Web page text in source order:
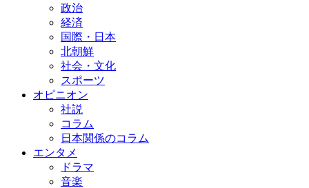
政治
経済
国際・日本
北朝鮮
社会・文化
スポーツ
オピニオン
社説
コラム
日本関係のコラム
エンタメ
ドラマ
音楽